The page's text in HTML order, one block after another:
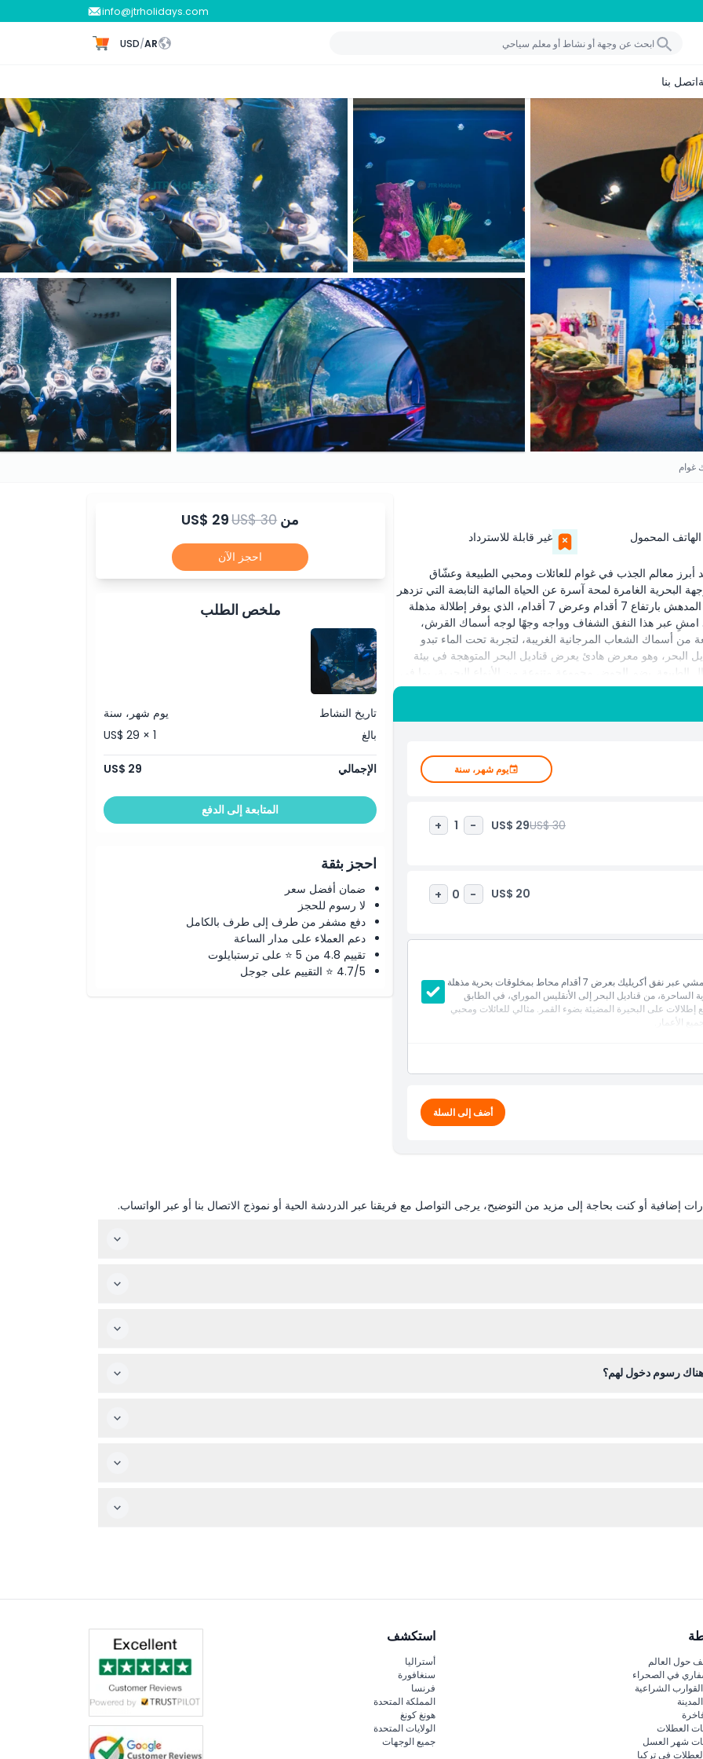
info@jtrholidays.com
AR
/
USD
اتصل بنا
المحمول غير قابلة للاسترداد
معالم الجذب في غوام للعائلات ومحبي الطبيعة وعشّاق
الغامرة لمحة آسرة عن الحياة المائية النابضة التي تزدهر
في المحيط الهادئ. في قلب الحوض يوجد النفق الأكريليكي المدهش بارتفاع 7 أقدام وعرض 7 أقدام، الذي يوفر إطلالة مذهلة
حولك. امشِ عبر هذا النفق الشفاف وواجه وجهًا لوجه أسماك القرش،
من أسماك الشعاب المرجانية الغريبة، لتجربة تحت الماء تبدو
البحر، وهو معرض هادئ يعرض قناديل البحر المتوهجة في بيئة
يضم الحوض مجموعة متنوعة من الأنواع البحرية، بما في
البحر، كلها محتضنة في مواطن مُصممة بعناية. يصاحب كل
آن واحد. بعد رحلتك تحت الأمواج، استرخِ في سبلاش بار ومقهى
القمر، إنه المكان المثالي للاسترخاء والتأمل في مغامرتك
في غوام والذي ينبض بعالم تحت الماء بتفاصيل مذهلة.
يوم شهر، سنة
US$ 30
US$ 29
-
1
+
US$ 20
-
0
+
اكتشف عجائب المحيط في حوض أسماك غوام، حيث يمكنك المشي عبر نفق أكريليك بعرض 7 أقدام محاط بمخلوقات بحرية مذهلة
الساحرة، من قناديل البحر إلى الأنقليس الموراي، في الطابق
على البحيرة المضيئة بضوء القمر. مثالي للعائلات ومحبي
الأعمار.
أضف إلى السلة
من US$ 29US$ 30
احجز الآن
ملخص الطلب
تاريخ النشاط
يوم شهر، سنة
بالغ
US$ 29 × 1
الإجمالي US$ 29
المتابعة إلى الدفع
احجز بثقة
ضمان أفضل سعر
لا رسوم للحجز
دفع مشفر من طرف إلى طرف بالكامل
دعم العملاء على مدار الساعة
تقييم 4.8 من 5 ⭐ على ترستبايلوت
4.7/5 ⭐ التقييم على جوجل
إضافية أو كنت بحاجة إلى مزيد من التوضيح، يرجى التواصل مع فريقنا عبر الدردشة الحية أو نموذج الاتصال بنا أو عبر الواتساب.
رسوم دخول لهم؟
حول العالم
في الصحراء
الشراعية
العطلات
شهر العسل
في تركيا
استكشف
أستراليا
سنغافورة
فرنسا
المملكة المتحدة
هونغ كونغ
الولايات المتحدة
جميع الوجهات